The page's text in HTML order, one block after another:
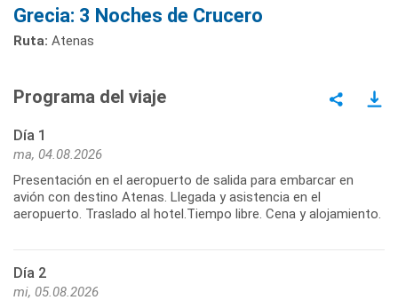
Grecia: 3 Noches de Crucero
Ruta: Atenas
Programa del viaje
Día 1
ma, 04.08.2026
Presentación en el aeropuerto de salida para embarcar en
avión con destino Atenas. Llegada y asistencia en el
aeropuerto. Traslado al hotel.Tiempo libre. Cena y alojamiento.
Día 2
mi, 05.08.2026